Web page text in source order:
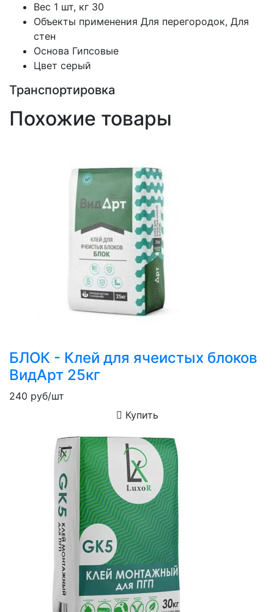
Вес 1 шт, кг 30
Объекты применения Для перегородок, Для
стен
Основа Гипсовые
Цвет серый
Транспортировка
Похожие товары
БЛОК - Клей для ячеистых блоков
ВидАрт 25кг
240 руб/шт
Купить